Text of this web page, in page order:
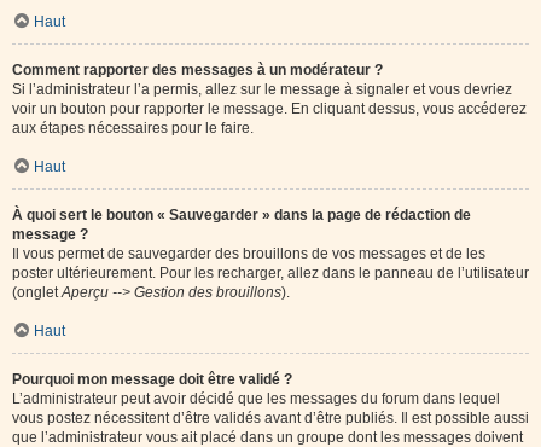
Haut
Comment rapporter des messages à un modérateur ?
Si l’administrateur l’a permis, allez sur le message à signaler et vous devriez
voir un bouton pour rapporter le message. En cliquant dessus, vous accéderez
aux étapes nécessaires pour le faire.
Haut
À quoi sert le bouton « Sauvegarder » dans la page de rédaction de
message ?
Il vous permet de sauvegarder des brouillons de vos messages et de les
poster ultérieurement. Pour les recharger, allez dans le panneau de l’utilisateur
(ongletAperçu --> Gestion des brouillons).
Haut
Pourquoi mon message doit être validé ?
L’administrateur peut avoir décidé que les messages du forum dans lequel
vous postez nécessitent d’être validés avant d’être publiés. Il est possible aussi
que l’administrateur vous ait placé dans un groupe dont les messages doivent